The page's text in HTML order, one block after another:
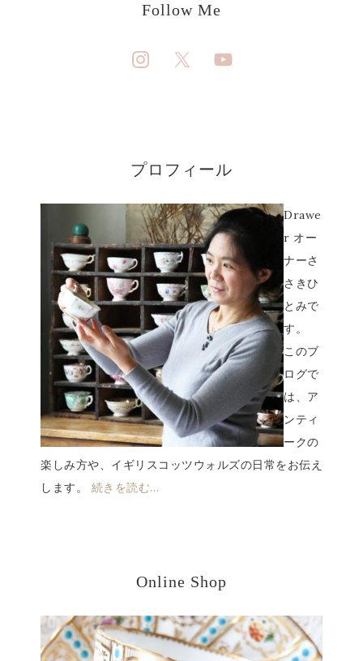
Follow Me
プロフィール
Drawe
r オー
ナーさ
さきひ
とみで
す。
このブ
ログで
は、ア
ンティ
ークの
楽しみ方や、イギリスコッツウォルズの日常をお伝え
します。 続きを読む…
Online Shop